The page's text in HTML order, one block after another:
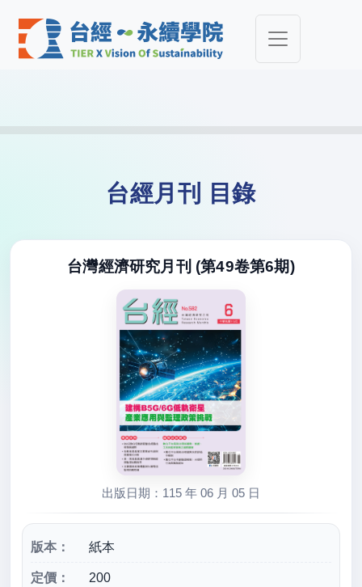
台經月刊 目錄
台灣經濟研究月刊 (第49卷第6期)
出版日期：115 年 06 月 05 日
版本： 紙本
定價： 200